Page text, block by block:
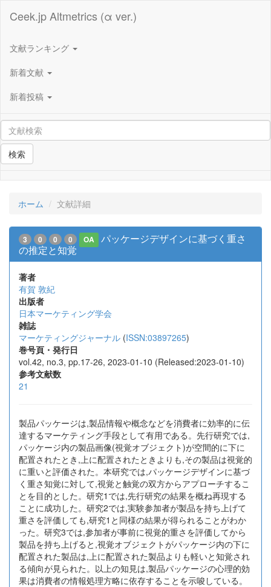
Ceek.jp Altmetrics (α ver.)
文献ランキング
新着文献
新着投稿
検索
ホーム 文献詳細
3 0 0 0 OA
パッケージデザインに基づく重さ
の推定と知覚
著者
有賀 敦紀
出版者
日本マーケティング学会
雑誌
マーケティングジャーナル (ISSN:03897265)
巻号頁・発行日
vol.42, no.3, pp.17-26, 2023-01-10 (Released:2023-01-10)
参考文献数
21
製品パッケージは,製品情報や概念などを消費者に効率的に伝
達するマーケティング手段として有用である。先行研究では,
パッケージ内の製品画像(視覚オブジェクト)が空間的に下に
配置されたとき,上に配置されたときよりも,その製品は視覚的
に重いと評価された。本研究では,パッケージデザインに基づ
く重さ知覚に対して,視覚と触覚の双方からアプローチするこ
とを目的とした。研究1では,先行研究の結果を概ね再現する
ことに成功した。研究2では,実験参加者が製品を持ち上げて
重さを評価しても,研究1と同様の結果が得られることがわか
った。研究3では,参加者が事前に視覚的重さを評価してから
製品を持ち上げると,視覚オブジェクトがパッケージ内の下に
配置された製品は,上に配置された製品よりも軽いと知覚され
る傾向が見られた。以上の知見は,製品パッケージの心理的効
果は消費者の情報処理方略に依存することを示唆している。